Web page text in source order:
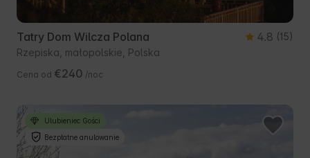
Tatry Dom Wilcza Polana 4.8 (15)
Rzepiska, małopolskie, Polska
Cena od €240 /noc
Ulubieniec Gości
Bezpłatne anulowanie